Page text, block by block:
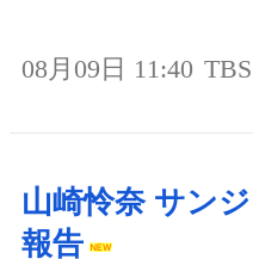
08月09日 11:40
山崎怜奈 サン
報告